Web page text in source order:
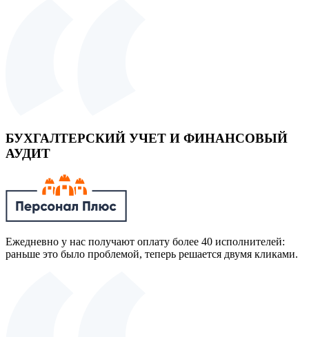
БУХГАЛТЕРСКИЙ УЧЕТ И ФИНАНСОВЫЙ
АУДИТ
Ежедневно у нас получают оплату более 40 исполнителей:
раньше это было проблемой, теперь решается двумя кликами.